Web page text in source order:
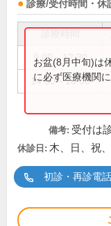
診療/受付時間・休
9:00～12:30
14:00～18:00
お盆(8月中旬)は
に必ず医療機関
備考: 受付は
休診日: 木、日、祝
初診・再診電